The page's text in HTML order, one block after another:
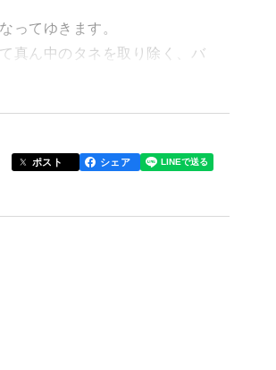
ってゆきます。
真ん中のタネを取り除く、バ
にしょっちゅう取り上げられ
ポスト シェア